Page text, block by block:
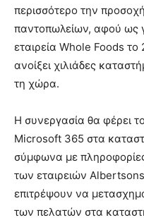
περισσότερο την
παντοπωλείων, αφού ως
εταιρεία Whole Foods
ανοίξει χιλιάδες
τη χώρα.
Η συνεργασία θα φέρει
Microsoft 365 στα
σύμφωνα με
των εταιρειών
επιτρέψουν να
των πελατών στα